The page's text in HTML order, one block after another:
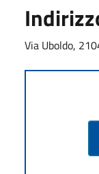
Via Uboldo,